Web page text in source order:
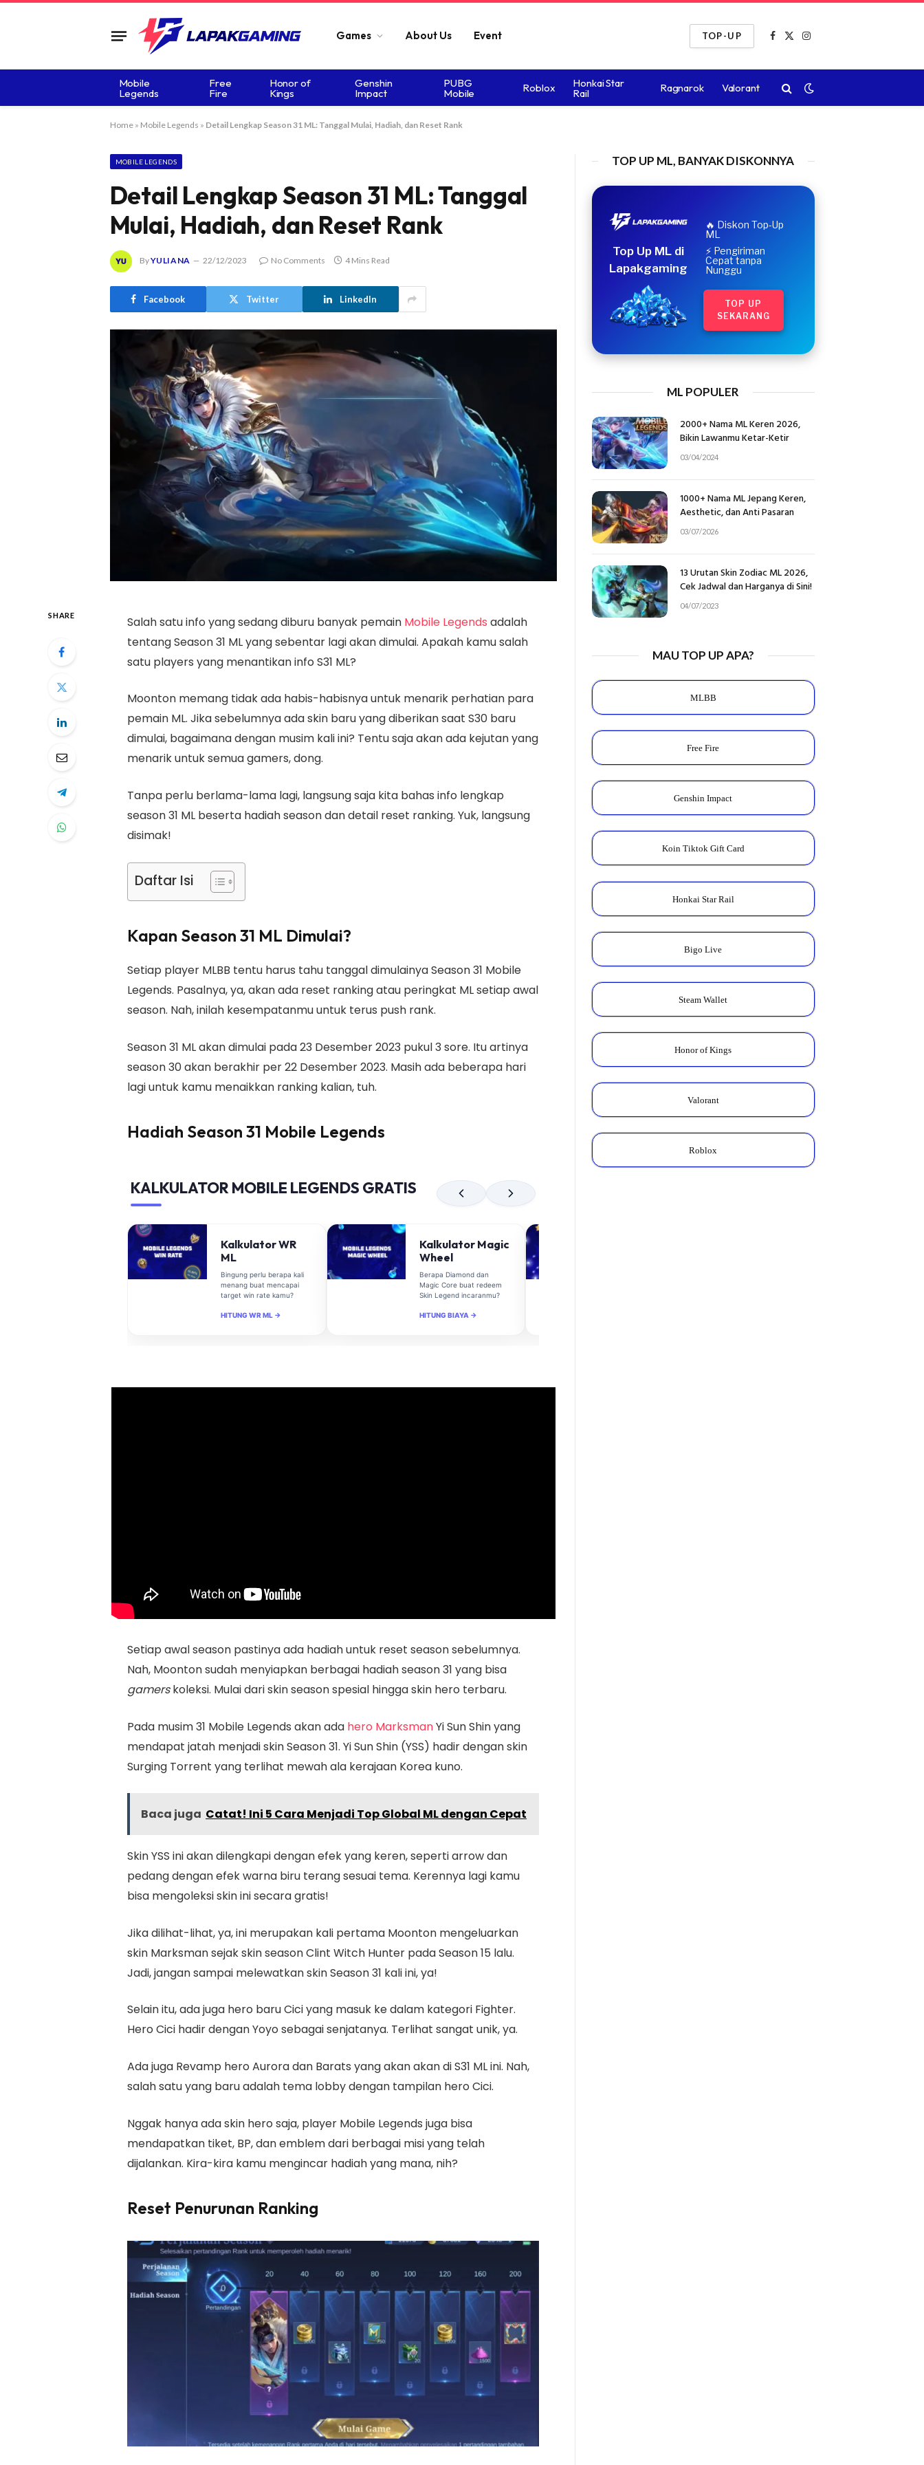
Games About Us Event TOP-UP
Facebook
X
Instagram
Mobile
Legends
Free
Fire
Honor of
Kings
Genshin
Impact
PUBG
Mobile Roblox Honkai Star
Rail Ragnarok Valorant
Home» Mobile Legends » Detail Lengkap Season 31 ML: Tanggal Mulai, Hadiah, dan Reset Rank
MOBILE LEGENDS
Detail Lengkap Season 31 ML: Tanggal
Mulai, Hadiah, dan Reset Rank
ByYULIANA 22/12/2023 No Comments 4 Mins Read
Facebook Twitter LinkedIn
SHARE Salah satu info yang sedang diburu banyak pemain Mobile Legendsadalah
tentang Season 31 ML yang sebentar lagi akan dimulai. Apakah kamu salah
satu players yang menantikan info S31 ML?
Moonton memang tidak ada habis-habisnya untuk menarik perhatian para
pemain ML. Jika sebelumnya ada skin baru yang diberikan saat S30 baru
dimulai, bagaimana dengan musim kali ini? Tentu saja akan ada kejutan yang
menarik untuk semua gamers, dong.
Tanpa perlu berlama-lama lagi, langsung saja kita bahas info lengkap
season 31 ML beserta hadiah season dan detail reset ranking. Yuk, langsung
disimak!
Daftar Isi
Kapan Season 31 ML Dimulai?
Setiap player MLBB tentu harus tahu tanggal dimulainya Season 31 Mobile
Legends. Pasalnya, ya, akan ada reset ranking atau peringkat ML setiap awal
season. Nah, inilah kesempatanmu untuk terus push rank.
Season 31 ML akan dimulai pada 23 Desember 2023 pukul 3 sore. Itu artinya
season 30 akan berakhir per 22 Desember 2023. Masih ada beberapa hari
lagi untuk kamu menaikkan ranking kalian, tuh.
Hadiah Season 31 Mobile Legends
KALKULATOR MOBILE LEGENDS GRATIS
Kalkulator WR
ML
Bingung perlu berapa kali
menang buat mencapai
target win rate kamu?
HITUNG WR ML →
Kalkulator Magic
Wheel
Berapa Diamond dan
Magic Core buat redeem
Skin Legend incaranmu?
HITUNG BIAYA →
Setiap awal season pastinya ada hadiah untuk reset season sebelumnya.
Nah, Moonton sudah menyiapkan berbagai hadiah season 31 yang bisa
gamerskoleksi. Mulai dari skin season spesial hingga skin hero terbaru.
Pada musim 31 Mobile Legends akan ada hero MarksmanYi Sun Shin yang
mendapat jatah menjadi skin Season 31. Yi Sun Shin (YSS) hadir dengan skin
Surging Torrent yang terlihat mewah ala kerajaan Korea kuno.
Baca juga Catat! Ini 5 Cara Menjadi Top Global ML dengan Cepat
Skin YSS ini akan dilengkapi dengan efek yang keren, seperti arrow dan
pedang dengan efek warna biru terang sesuai tema. Kerennya lagi kamu
bisa mengoleksi skin ini secara gratis!
Jika dilihat-lihat, ya, ini merupakan kali pertama Moonton mengeluarkan
skin Marksman sejak skin season Clint Witch Hunter pada Season 15 lalu.
Jadi, jangan sampai melewatkan skin Season 31 kali ini, ya!
Selain itu, ada juga hero baru Cici yang masuk ke dalam kategori Fighter.
Hero Cici hadir dengan Yoyo sebagai senjatanya. Terlihat sangat unik, ya.
Ada juga Revamp hero Aurora dan Barats yang akan akan di S31 ML ini. Nah,
salah satu yang baru adalah tema lobby dengan tampilan hero Cici.
Nggak hanya ada skin hero saja, player Mobile Legends juga bisa
mendapatkan tiket, BP, dan emblem dari berbagai misi yang telah
dijalankan. Kira-kira kamu mengincar hadiah yang mana, nih?
Reset Penurunan Ranking
TOP UP ML, BANYAK DISKONNYA
Top Up ML di
Lapakgaming
🔥 Diskon Top-Up
ML
⚡ Pengiriman
Cepat tanpa
Nunggu
TOP UP
SEKARANG
ML POPULER
2000+ Nama ML Keren 2026,
Bikin Lawanmu Ketar-Ketir
03/04/2024
1000+ Nama ML Jepang Keren,
Aesthetic, dan Anti Pasaran
03/07/2026
13 Urutan Skin Zodiac ML 2026,
Cek Jadwal dan Harganya di Sini!
04/07/2023
MAU TOP UP APA?
MLBB
Free Fire
Genshin Impact
Koin Tiktok Gift Card
Honkai Star Rail
Bigo Live
Steam Wallet
Honor of Kings
Valorant
Roblox